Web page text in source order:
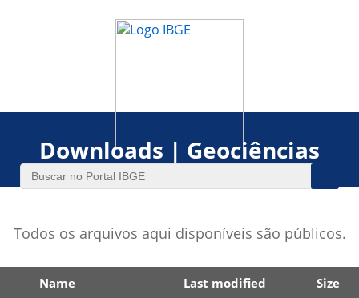
Downloads | Geociências
Todos os arquivos aqui disponíveis são públicos.
Name Last modified Size